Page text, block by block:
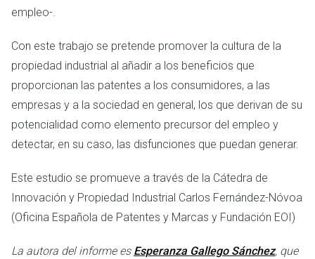
empleo-.
Con este trabajo se pretende promover la cultura de la
propiedad industrial al añadir a los beneficios que
proporcionan las patentes a los consumidores, a las
empresas y a la sociedad en general, los que derivan de su
potencialidad como elemento precursor del empleo y
detectar, en su caso, las disfunciones que puedan generar.
Este estudio se promueve a través de la Cátedra de
Innovación y Propiedad Industrial Carlos Fernández-Nóvoa
(Oficina Española de Patentes y Marcas y Fundación EOI)
La autora del informe es Esperanza Gallego Sánchez, que